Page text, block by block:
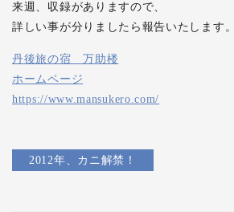
来週、収録がありますので、
詳しい事が分りましたら報告いたします。
丹後旅の宿 万助楼
ホームページ
https://www.mansukero.com/
2012年、カニ解禁！